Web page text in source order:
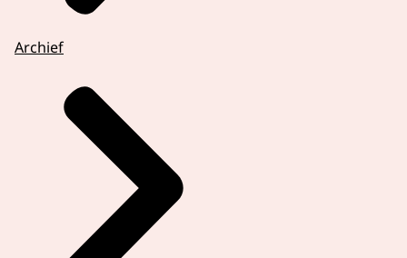
Archief